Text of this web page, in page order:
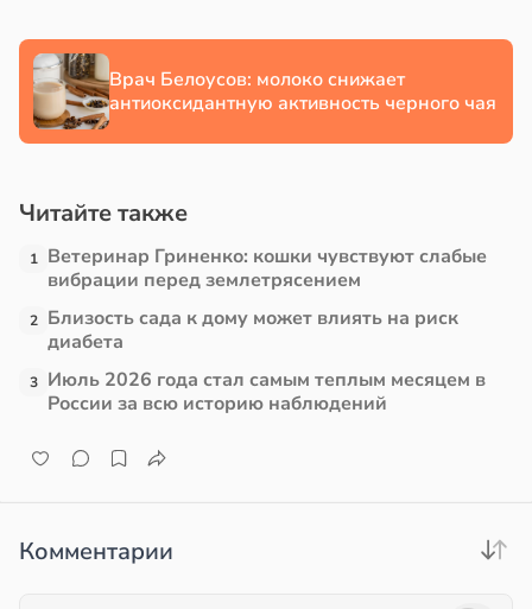
17:21
Врач Белоусов: молоко снижает
антиоксидантную активность черного чая
Читайте также
1 Ветеринар Гриненко: кошки чувствуют слабые
вибрации перед землетрясением
2 Близость сада к дому может влиять на риск
диабета
3 Июль 2026 года стал самым теплым месяцем в
России за всю историю наблюдений
Комментарии